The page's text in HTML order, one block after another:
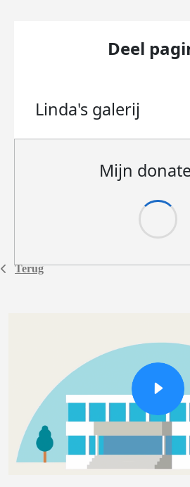
Terug
Deel
Linda's galerij
Mijn